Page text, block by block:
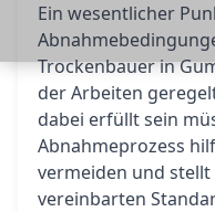
Ein wesentlicher
Trockenbauer in
der Arbeiten
dabei erfüllt sein
Abnahmeprozess
vermeiden und stellt
vereinbarten